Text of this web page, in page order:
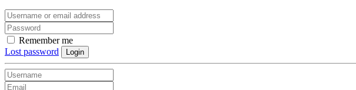
Remember me
Lost password
Login